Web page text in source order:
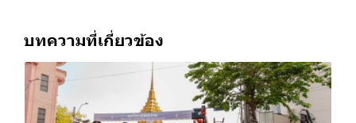
บทความที่เกี่ยวข้อง